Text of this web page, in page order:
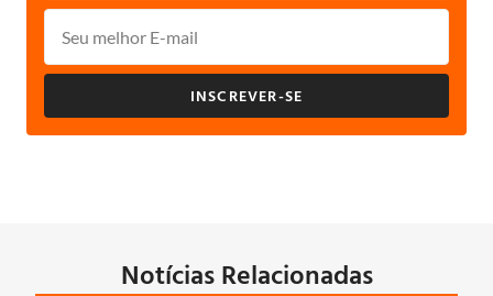
INSCREVER-SE
Notícias Relacionadas